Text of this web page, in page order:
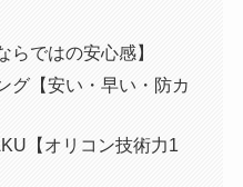
らではの安心感】
グ【安い・早い・防カ
【オリコン技術力1